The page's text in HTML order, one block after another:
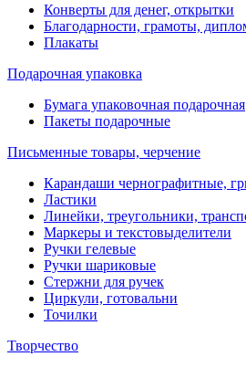
Конверты для денег, открытки
Благодарности, грамоты,
Плакаты
Подарочная упаковка
Бумага упаковочная подарочная
Пакеты подарочные
Письменные товары, черчение
Карандаши чернографитные,
Ластики
Линейки, треугольники,
Маркеры и текстовыделители
Ручки гелевые
Ручки шариковые
Стержни для ручек
Циркули, готовальни
Точилки
Творчество